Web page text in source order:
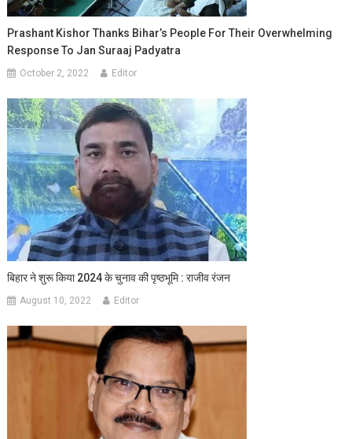
Prashant Kishor Thanks Bihar’s People For Their Overwhelming
Response To Jan Suraaj Padyatra
October 2, 2022 Editor
बिहार ने शुरू किया 2024 के चुनाव की पृष्ठभूमि : राजीव रंजन
August 10, 2022 Editor